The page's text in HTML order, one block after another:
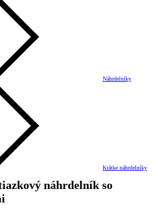
Náhrdelníky
Krátke náhrdelníky
náhrdelník so